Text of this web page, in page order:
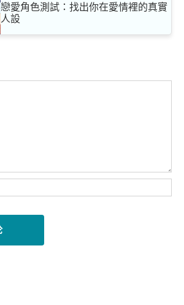
戀愛角色測試：找出你在愛情裡的真實
人設